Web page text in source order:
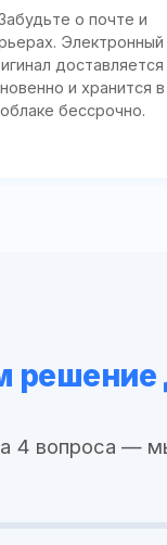
о почте и
Электронный
доставляется
и хранится в
облаке бессрочно.
решение
4 вопроса —